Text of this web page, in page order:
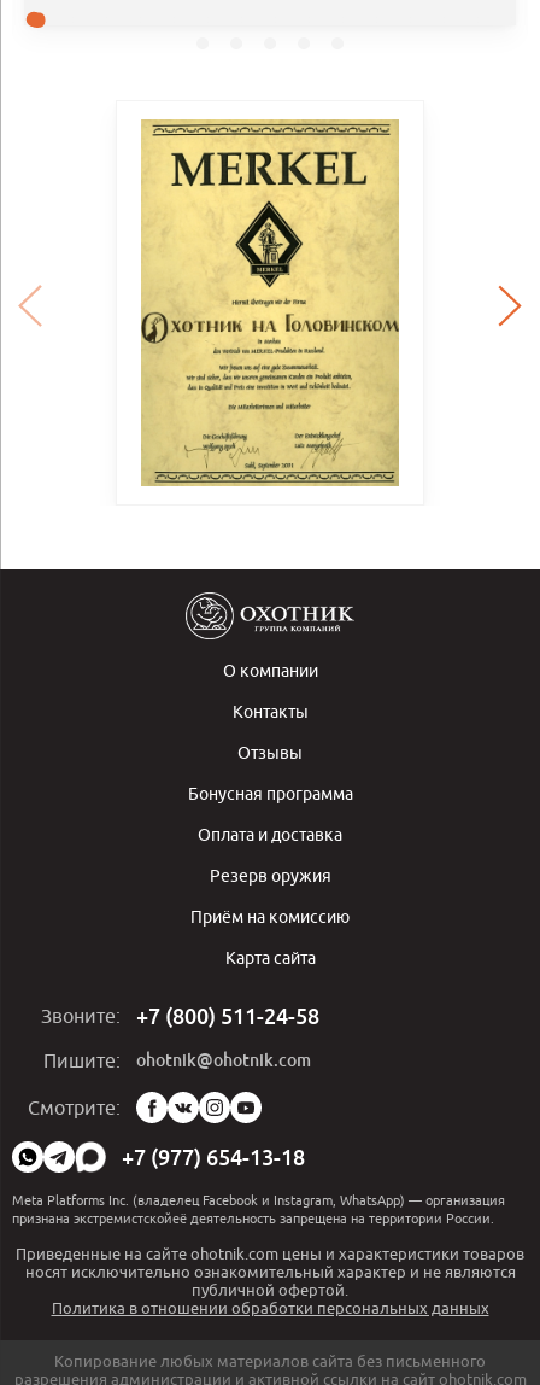
О компании
Контакты
Отзывы
Бонусная программа
Оплата и доставка
Резерв оружия
Приём на комиссию
Карта сайта
Звоните: +7 (800) 511-24-58
Пишите: ohotnik@ohotnik.com
Смотрите:
Мы
в
социальных
сетях:
+7 (977) 654-13-18
Meta Platforms Inc. (владелец Facebook и Instagram, WhatsApp) — организация
признана экстремистскойеё деятельность запрещена на территории России.
Приведенные на сайте ohotnik.com цены и характеристики товаров
носят исключительно ознакомительный характер и не являются
публичной офертой.
Политика в отношении обработки персональных данных
Копирование любых материалов сайта без письменного
разрешения администрации и активной ссылки на сайт ohotnik.com